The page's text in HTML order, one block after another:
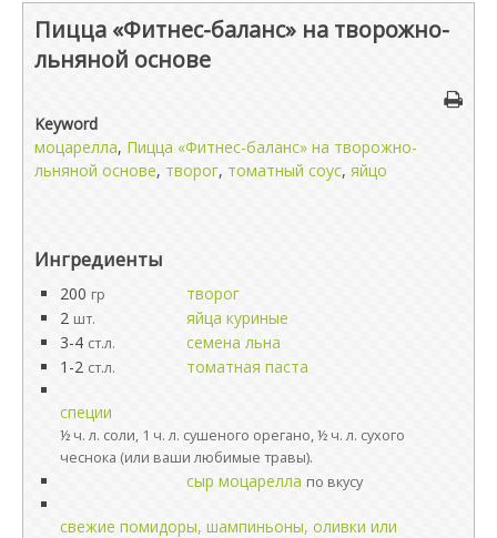
Пицца «Фитнес-баланс» на творожно-
льняной основе
Keyword
моцарелла, Пицца «Фитнес-баланс» на творожно-
льняной основе, творог, томатный соус, яйцо
Ингредиенты
200 гр
творог
2 шт.
яйца куриные
3-4 ст.л.
семена льна
1-2 ст.л. томатная паста
специи
½ ч. л. соли, 1 ч. л. сушеного орегано, ½ ч. л. сухого
чеснока (или ваши любимые травы).
сыр моцарелла по вкусу
свежие помидоры, шампиньоны, оливки или